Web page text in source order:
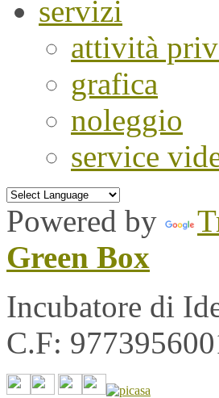
servizi
attività
grafica
noleggio
service
Powered by
Green Box
Incubatore di
C.F: